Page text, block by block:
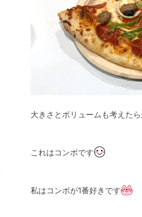
大きさとボリュームも考えた
これはコンボです
私はコンボが1番好きです